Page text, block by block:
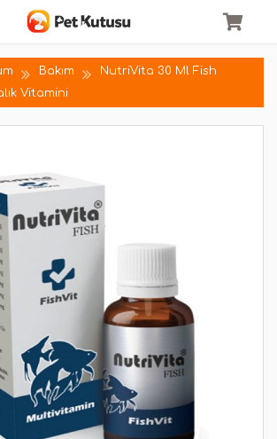
Bakım
NutriVita 30 Ml Fish
Vitamini